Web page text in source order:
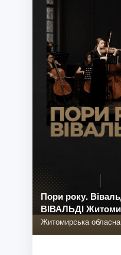
Пори року.
ВІВАЛЬДІ
Житомирська